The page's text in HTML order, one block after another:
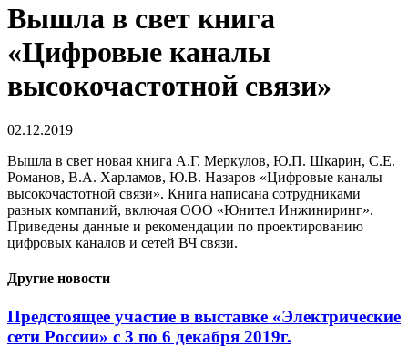
Вышла в свет книга
«Цифровые каналы
высокочастотной связи»
02.12.2019
Вышла в свет новая книга А.Г. Меркулов, Ю.П. Шкарин, С.Е.
Романов, В.А. Харламов, Ю.В. Назаров «Цифровые каналы
высокочастотной связи». Книга написана сотрудниками
разных компаний, включая OOO «Юнител Инжиниринг».
Приведены данные и рекомендации по проектированию
цифровых каналов и сетей ВЧ связи.
Другие новости
Предстоящее участие в выставке «Электрические
сети России» с 3 по 6 декабря 2019г.